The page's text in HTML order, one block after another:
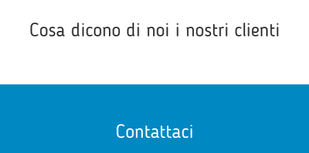
Cosa dicono di noi i nostri clienti
Contattaci